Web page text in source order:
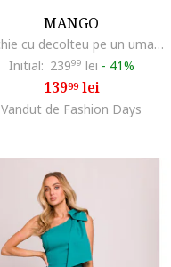
MANGO
Rochie cu decolteu pe un umar si drapaj lateral, Bleumarin
Initial: 23999 lei - 41%
13999lei
Vandut de Fashion Days